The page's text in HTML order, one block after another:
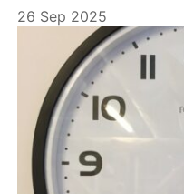
y
26 Sep 2025